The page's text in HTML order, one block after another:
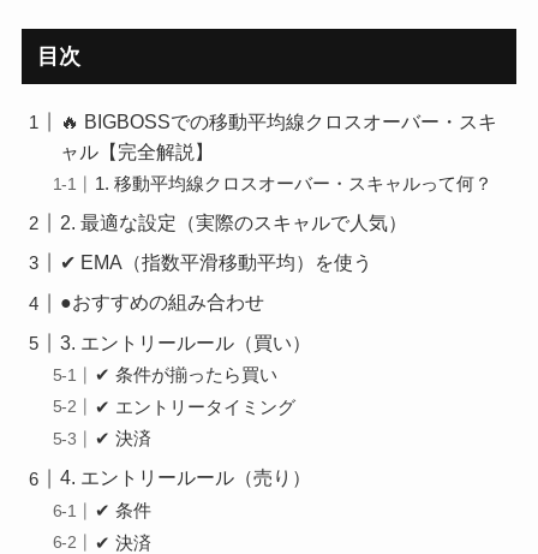
目次
🔥 BIGBOSSでの移動平均線クロスオーバー・スキ
ャル【完全解説】
1. 移動平均線クロスオーバー・スキャルって何？
2. 最適な設定（実際のスキャルで人気）
✔ EMA（指数平滑移動平均）を使う
●おすすめの組み合わせ
3. エントリールール（買い）
✔ 条件が揃ったら買い
✔ エントリータイミング
✔ 決済
4. エントリールール（売り）
✔ 条件
✔ 決済